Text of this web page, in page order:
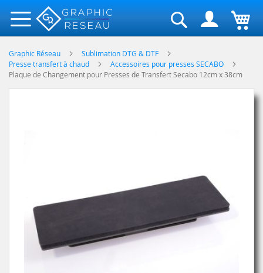
Rechercher
Graphic Réseau
Sublimation DTG & DTF
Presse transfert à chaud
Accessoires pour presses SECABO
Plaque de Changement pour Presses de Transfert Secabo 12cm x 38cm